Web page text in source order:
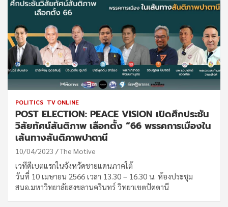
POLITICS TV ONLINE
POST ELECTION: PEACE VISION เปิดศึกประชัน
วิสัยทัศน์สันติภาพ เลือกตั้ง “66 พรรคการเมืองใน
เส้นทางสันติภาพปาตานี
10/04/2023 The Motive
เวทีดีเบตแรกในจังหวัดชายแดนภาคใต้
วันที่ 10 เมษายน 2566 เวลา 13.30 – 16.30 น. ห้องประชุม
สนอ.มหาวิทยาลัยสงขลานครินทร์ วิทยาเขตปัตตานี